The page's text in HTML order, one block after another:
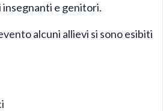
e genitori.
alcuni allievi si sono esibiti